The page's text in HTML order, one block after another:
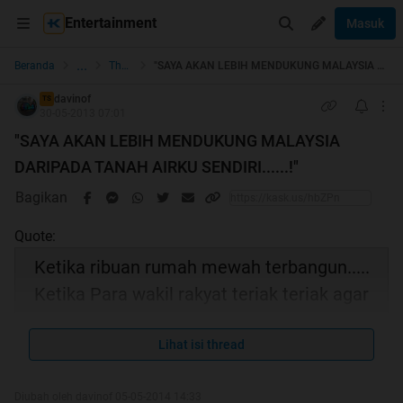
Entertainment Masuk
Beranda ... The Lounge
TS davinof
"SAYA AKAN LEBIH MENDUKUNG MALAYSIA
DARIPADA TANAH AIRKU SENDIRI......!"
Bagikan
Quote:
Ketika ribuan rumah mewah terbangun.....
hotel kelas bintang 7.......
Lihat isi thread